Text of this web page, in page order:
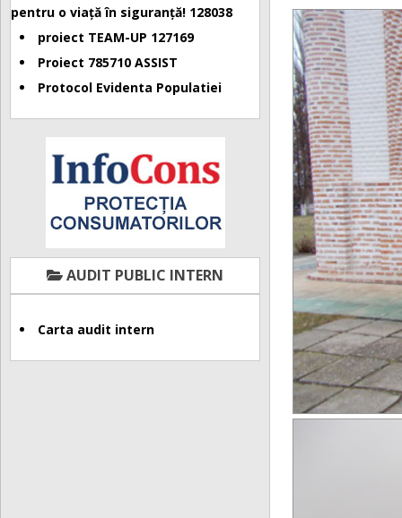
pentru o viață în siguranță! 128038
proiect TEAM-UP 127169
Proiect 785710 ASSIST
Protocol Evidenta Populatiei
AUDIT PUBLIC INTERN
Carta audit intern